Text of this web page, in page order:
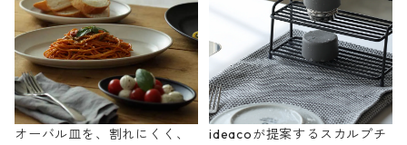
オーバル皿を、割れにくく、
ideacoが提案するスカルプチ